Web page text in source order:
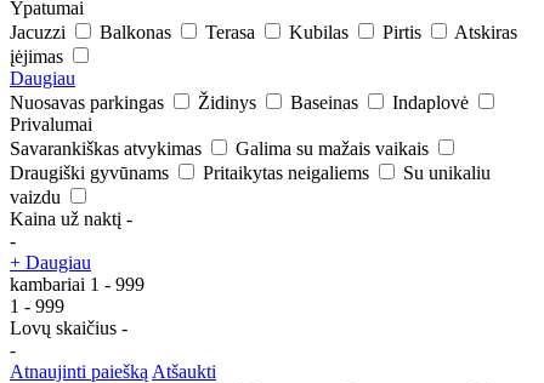
Ypatumai
Jacuzzi
Balkonas Terasa Kubilas Pirtis
Atskiras
įėjimas
Daugiau
Nuosavas parkingas
Židinys Baseinas
Indaplovė
Privalumai
Savarankiškas atvykimas
Galima su mažais vaikais
Draugiški gyvūnams
Pritaikytas neigaliems
Su unikaliu
vaizdu
Kaina už naktį -
-
+ Daugiau
kambariai 1 - 999
1 - 999
Lovų skaičius -
-
Atnaujinti paiešką Atšaukti